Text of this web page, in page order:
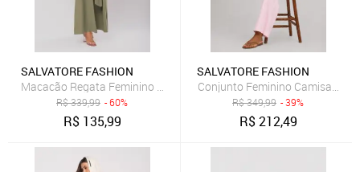
SALVATORE FASHION
Macacão Regata Feminino Alfaiataria Pantalona Salvatore Fashion
R$339,99 - 60%
R$ 135,99
SALVATORE FASHION
Conjunto Feminino Camisa e
R$349,99 - 39%
R$212,49